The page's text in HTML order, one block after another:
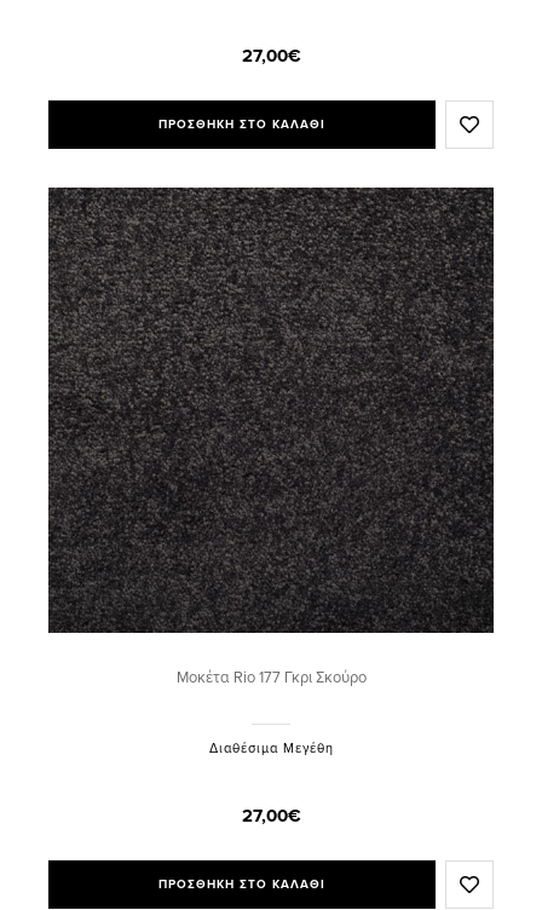
27,00€
ΠΡΟΣΘΗΚΗ ΣΤΟ ΚΑΛΑΘΙ
Μοκέτα Rio 177 Γκρι Σκούρο
Διαθέσιμα Μεγέθη
27,00€
ΠΡΟΣΘΗΚΗ ΣΤΟ ΚΑΛΑΘΙ